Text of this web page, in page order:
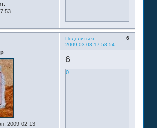
Поделиться
6
2009-03-03 17:58:54
: 2009-02-13
6
0